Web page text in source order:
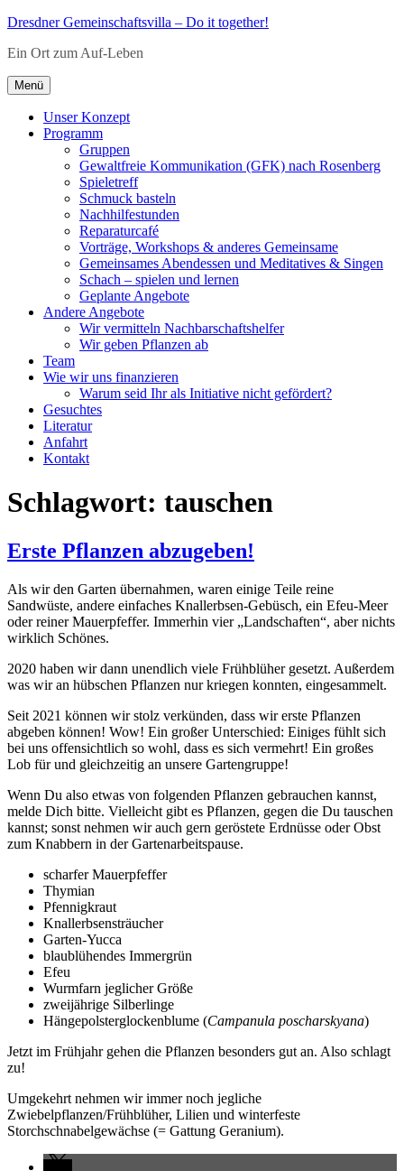
Zum
springen
Dresdner Gemeinschaftsvilla – Do it together!
Ein Ort zum Auf-Leben
Menü
Unser Konzept
Programm
Gruppen
Gewaltfreie Kommunikation (GFK) nach Rosenberg
Spieletreff
Schmuck basteln
Nachhilfestunden
Reparaturcafé
Vorträge, Workshops & anderes Gemeinsame
Gemeinsames Abendessen und Meditatives & Singen
Schach – spielen und lernen
Geplante Angebote
Andere Angebote
Wir vermitteln Nachbarschaftshelfer
Wir geben Pflanzen ab
Team
Wie wir uns finanzieren
Warum seid Ihr als Initiative nicht gefördert?
Gesuchtes
Literatur
Anfahrt
Kontakt
Schlagwort: tauschen
Erste Pflanzen abzugeben!
Als wir den Garten übernahmen, waren einige Teile reine
Sandwüste, andere einfaches Knallerbsen-Gebüsch, ein Efeu-Meer
oder reiner Mauerpfeffer. Immerhin vier „Landschaften“, aber nichts
wirklich Schönes.
2020 haben wir dann unendlich viele Frühblüher gesetzt. Außerdem
was wir an hübschen Pflanzen nur kriegen konnten, eingesammelt.
Seit 2021 können wir stolz verkünden, dass wir erste Pflanzen
abgeben können! Wow! Ein großer Unterschied: Einiges fühlt sich
bei uns offensichtlich so wohl, dass es sich vermehrt! Ein großes
Lob für und gleichzeitig an unsere Gartengruppe!
Wenn Du also etwas von folgenden Pflanzen gebrauchen kannst,
melde Dich bitte. Vielleicht gibt es Pflanzen, gegen die Du tauschen
kannst; sonst nehmen wir auch gern geröstete Erdnüsse oder Obst
zum Knabbern in der Gartenarbeitspause.
scharfer Mauerpfeffer
Thymian
Pfennigkraut
Knallerbsensträucher
Garten-Yucca
blaublühendes Immergrün
Efeu
Wurmfarn jeglicher Größe
zweijährige Silberlinge
Hängepolsterglockenblume (Campanula poscharskyana)
Jetzt im Frühjahr gehen die Pflanzen besonders gut an. Also schlagt
zu!
Umgekehrt nehmen wir immer noch jegliche
Zwiebelpflanzen/Frühblüher, Lilien und winterfeste
Storchschnabelgewächse (= Gattung Geranium).